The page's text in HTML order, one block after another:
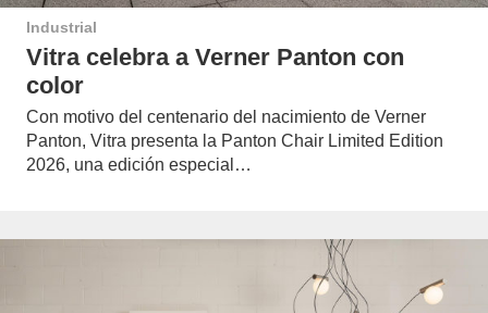
Industrial
Vitra celebra a Verner Panton con
color
Con motivo del centenario del nacimiento de Verner
Panton, Vitra presenta la Panton Chair Limited Edition
2026, una edición especial…